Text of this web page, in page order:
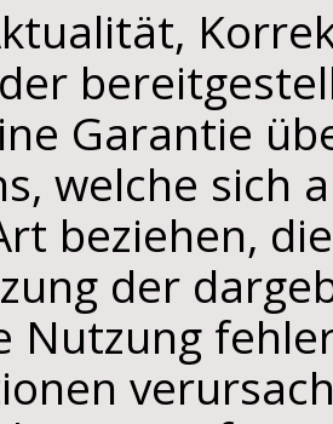
Garantie
welche sich
beziehen,
der
Nutzung